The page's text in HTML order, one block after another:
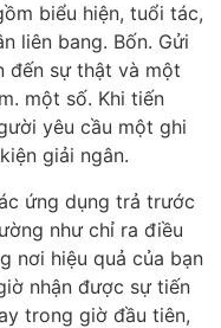
biểu hiện, tuổi tác,
liên bang. Bốn. Gửi
đến sự thật và một
một số. Khi tiến
yêu cầu một ghi
giải ngân.
ứng dụng trả trước
như chỉ ra điều
nơi hiệu quả của bạn
nhận được sự tiến
trong giờ đầu tiên,